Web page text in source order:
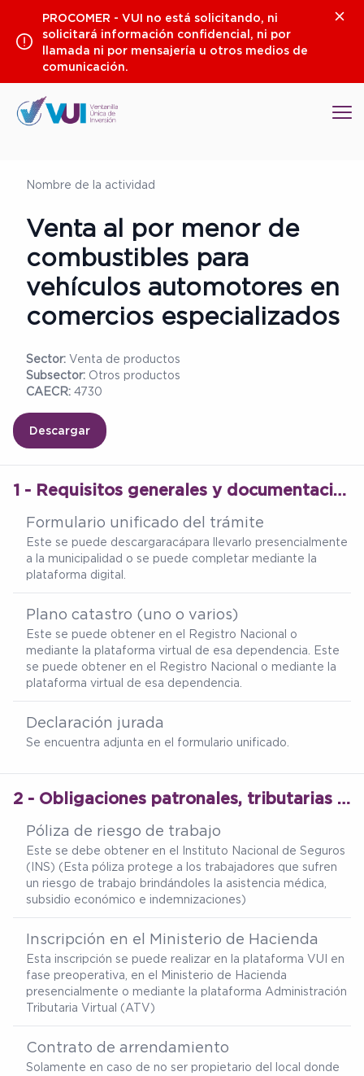
contenido
PROCOMER - VUI no está solicitando, ni
solicitará información confidencial, ni por
llamada ni por mensajería u otros medios de
comunicación.
Nombre de la actividad
Venta al por menor de
combustibles para
vehículos automotores en
comercios especializados
Sector: Venta de productos
Subsector: Otros productos
CAECR: 4730
Descargar
1 - Requisitos generales y documentación legal del trámite
Formulario unificado del trámite
Este se puede descargaracápara llevarlo presencialmente
a la municipalidad o se puede completar mediante la
plataforma digital.
Plano catastro (uno o varios)
Este se puede obtener en el Registro Nacional o
mediante la plataforma virtual de esa dependencia. Este
se puede obtener en el Registro Nacional o mediante la
plataforma virtual de esa dependencia.
Declaración jurada
Se encuentra adjunta en el formulario unificado.
2 - Obligaciones patronales, tributarias y permisos municipales
Póliza de riesgo de trabajo
Este se debe obtener en el Instituto Nacional de Seguros
(INS) (Esta póliza protege a los trabajadores que sufren
un riesgo de trabajo brindándoles la asistencia médica,
subsidio económico e indemnizaciones)
Inscripción en el Ministerio de Hacienda
Esta inscripción se puede realizar en la plataforma VUI en
fase preoperativa, en el Ministerio de Hacienda
presencialmente o mediante la plataforma Administración
Tributaria Virtual (ATV)
Contrato de arrendamiento
Solamente en caso de no ser propietario del local donde